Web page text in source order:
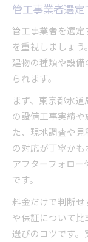
管工事業者選
管工事業者を選
を重視しましょう
建物の種類や設
られます。
まず、東京都水
の設備工事実績
た、現地調査や
の対応が丁寧か
アフターフォロ
です。
料金だけで判断
や保証について
選びのコツです